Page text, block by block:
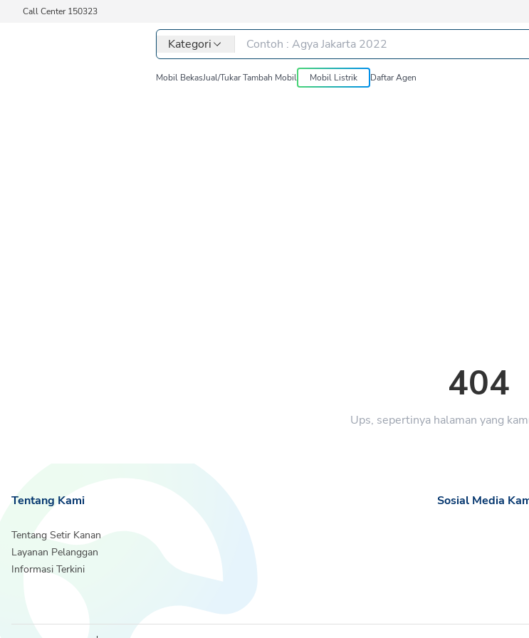
Call Center 150323
Kategori
Mobil BekasJual/Tukar Tambah Mobil Mobil Listrik Daftar Agen
404
Ups, sepertinya halaman yang
Tentang Kami
Tentang Setir Kanan
Layanan Pelanggan
Informasi Terkini
Sosial Media